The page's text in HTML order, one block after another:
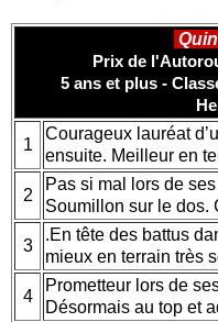
Prix de
5 ans et plus -
1
Courageux lauréat
ensuite. Meilleur en
2
Pas si mal lors de
Soumillon sur le dos.
3
.En tête des battus
mieux en terrain très
4
Prometteur lors de
Désormais au top et